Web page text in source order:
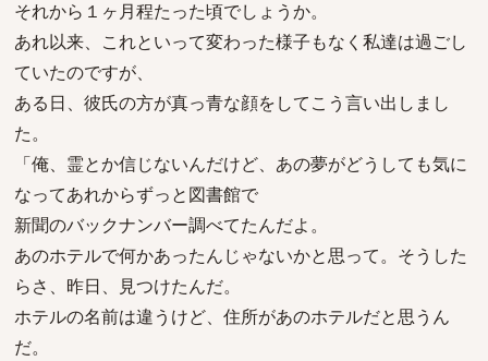
それから１ヶ月程たった頃でしょうか。
あれ以来、これといって変わった様子もなく私達は過ごし
ていたのですが、
ある日、彼氏の方が真っ青な顔をしてこう言い出しまし
た。
「俺、霊とか信じないんだけど、あの夢がどうしても気に
なってあれからずっと図書館で
新聞のバックナンバー調べてたんだよ。
あのホテルで何かあったんじゃないかと思って。そうした
らさ、昨日、見つけたんだ。
ホテルの名前は違うけど、住所があのホテルだと思うん
だ。